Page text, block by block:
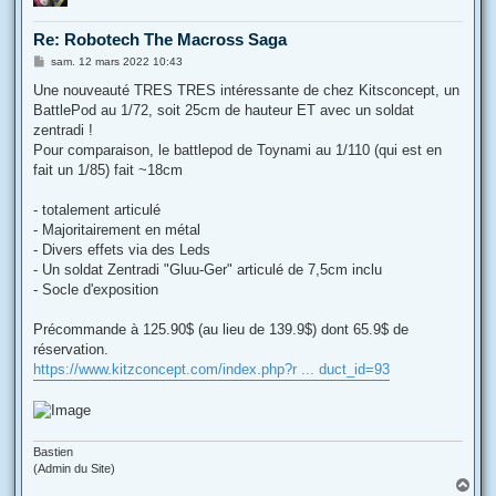
Re: Robotech The Macross Saga
M
s
a
g
sam. 12 mars 2022 10:43
Une nouveauté TRES TRES intéressante de chez Kitsconcept, un
BattlePod au 1/72, soit 25cm de hauteur ET avec un soldat
zentradi !
Pour comparaison, le battlepod de Toynami au 1/110 (qui est en
fait un 1/85) fait ~18cm
- totalement articulé
- Majoritairement en métal
- Divers effets via des Leds
- Un soldat Zentradi "Gluu-Ger" articulé de 7,5cm inclu
- Socle d'exposition
Précommande à 125.90$ (au lieu de 139.9$) dont 65.9$ de
réservation.
https://www.kitzconcept.com/index.php?r ... duct_id=93
Bastien
(Admin du Site)